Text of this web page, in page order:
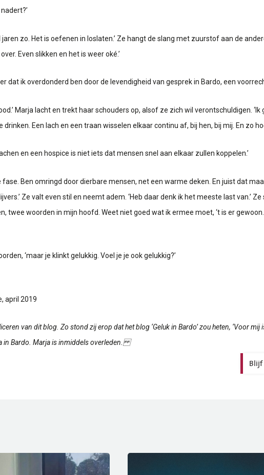
zo. Het is oefenen in loslaten.’ Ze hangt de slang met zuurstof aan de
Even slikken en het is weer oké.’
dat ik overdonderd ben door de levendigheid van gesprek in Bardo, een
Marja lacht en trekt haar schouders op, alsof ze zich wil verontschuldigen.
Een lach en een traan wisselen elkaar continu af, bij hen, bij mij. En zo
en een hospice is niet iets dat mensen snel aan elkaar zullen koppelen.’
fase. Ben omringd door dierbare mensen, net een warme deken. En juist dat
Ze valt even stil en neemt adem. ‘Heb daar denk ik het meeste last van.’
twee woorden in mijn hoofd. Weet niet goed wat ik ermee moet, ‘t is er
‘maar je klinkt gelukkig. Voel je je ook gelukkig?’
april 2019
van dit blog. Zo stond zij erop dat het blog ‘Geluk in Bardo’ zou heten, ‘Voor mij
in Bardo. Marja is inmiddels overleden.
Blijf